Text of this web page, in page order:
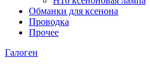
Обманки для ксенона
Проводка
Прочее
Галоген